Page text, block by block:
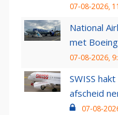
07-08-2026,
National
met
07-08-2026,
SWISS
afscheid
07-08-